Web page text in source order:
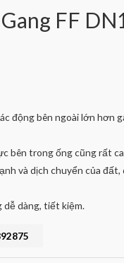
FF
động bên ngoài lớn hơn
bên trong ống cũng rất
và dịch chuyển của đất,
dàng, tiết kiệm.